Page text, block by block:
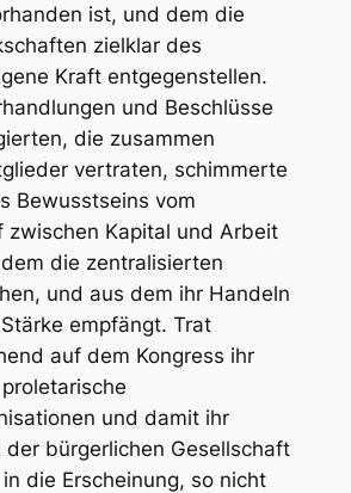
ist, und dem die
zielklar des
Kraft entgegenstellen.
und Beschlüsse
die zusammen
vertraten, schimmerte
Bewusstseins vom
zwischen Kapital und Arbeit
die zentralisierten
und aus dem ihr Handeln
empfängt. Trat
auf dem Kongress ihr
und damit ihr
der bürgerlichen Gesellschaft
die Erscheinung, so nicht